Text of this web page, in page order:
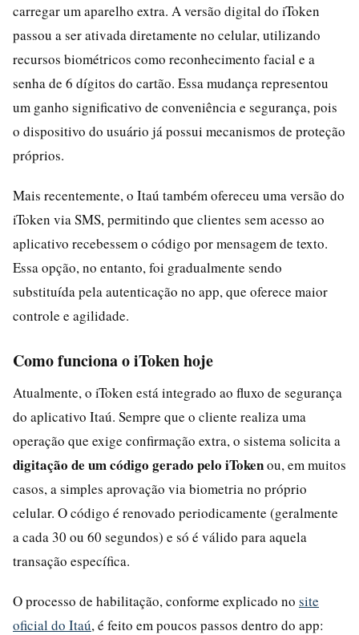
carregar um aparelho extra. A versão digital do iToken
passou a ser ativada diretamente no celular, utilizando
recursos biométricos como reconhecimento facial e a
senha de 6 dígitos do cartão. Essa mudança representou
um ganho significativo de conveniência e segurança, pois
o dispositivo do usuário já possui mecanismos de proteção
próprios.
Mais recentemente, o Itaú também ofereceu uma versão do
iToken via SMS, permitindo que clientes sem acesso ao
aplicativo recebessem o código por mensagem de texto.
Essa opção, no entanto, foi gradualmente sendo
substituída pela autenticação no app, que oferece maior
controle e agilidade.
Como funciona o iToken hoje
Atualmente, o iToken está integrado ao fluxo de segurança
do aplicativo Itaú. Sempre que o cliente realiza uma
operação que exige confirmação extra, o sistema solicita a
digitação de um código gerado pelo iTokenou, em muitos
casos, a simples aprovação via biometria no próprio
celular. O código é renovado periodicamente (geralmente
a cada 30 ou 60 segundos) e só é válido para aquela
transação específica.
O processo de habilitação, conforme explicado no site
oficial do Itaú, é feito em poucos passos dentro do app: